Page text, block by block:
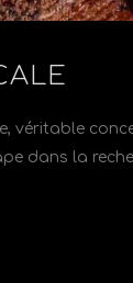
véritable
dans la